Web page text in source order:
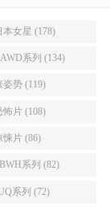
本女星 (178)
系列 (134)
姿势 (119)
怖片 (108)
悚片 (86)
系列 (82)
系列 (72)